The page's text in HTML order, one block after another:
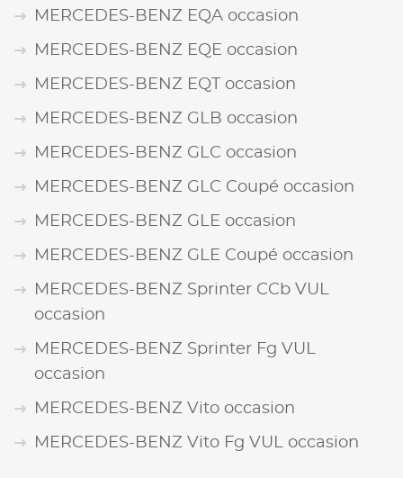
MERCEDES-BENZ EQA occasion
MERCEDES-BENZ EQE occasion
MERCEDES-BENZ EQT occasion
MERCEDES-BENZ GLB occasion
MERCEDES-BENZ GLC occasion
MERCEDES-BENZ GLC Coupé occasion
MERCEDES-BENZ GLE occasion
MERCEDES-BENZ GLE Coupé occasion
MERCEDES-BENZ Sprinter CCb VUL
occasion
MERCEDES-BENZ Sprinter Fg VUL
occasion
MERCEDES-BENZ Vito occasion
MERCEDES-BENZ Vito Fg VUL occasion